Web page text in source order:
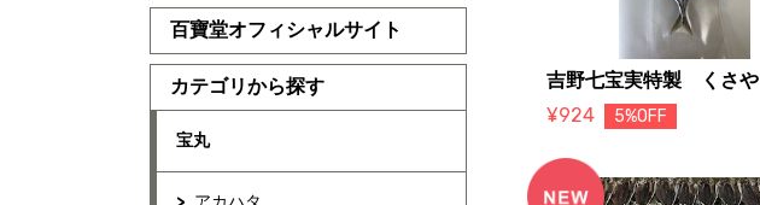
百寶堂オフィシャルサイト
カテゴリから探す
宝丸
吉野七宝実特製 くさや
¥924 5%OFF